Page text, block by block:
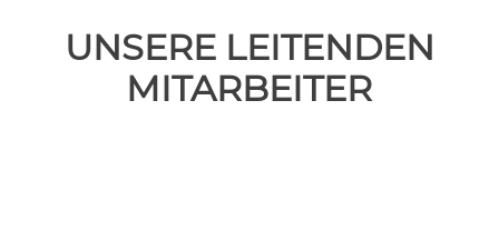
UNSERE LEITENDEN
MITARBEITER